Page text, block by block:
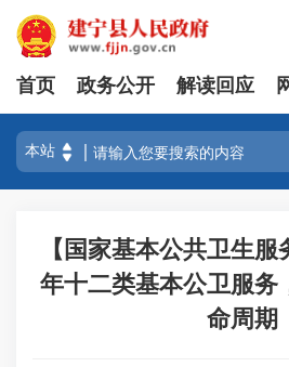
首页 政务公开 解读回应
【国家基本公共卫生
年十二类基本公卫服务
命周期